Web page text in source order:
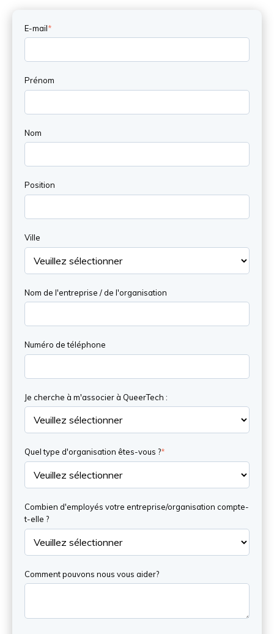
E-mail*
Prénom
Nom
Position
Ville
Nom de l'entreprise / de l'organisation
Numéro de téléphone
Je cherche à m'associer à QueerTech :
Quel type d'organisation êtes-vous ?*
Combien d'employés votre entreprise/organisation compte-
t-elle ?
Comment pouvons nous vous aider?